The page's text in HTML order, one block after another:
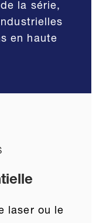
la série,
en haute
laser ou le